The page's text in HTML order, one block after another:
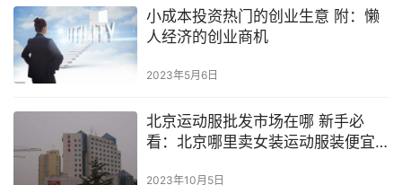
小成本投资热门的创业生意 附：懒
人经济的创业商机
2023年5月6日
北京运动服批发市场在哪 新手必
看：北京哪里卖女装运动服装便宜
2023年10月5日